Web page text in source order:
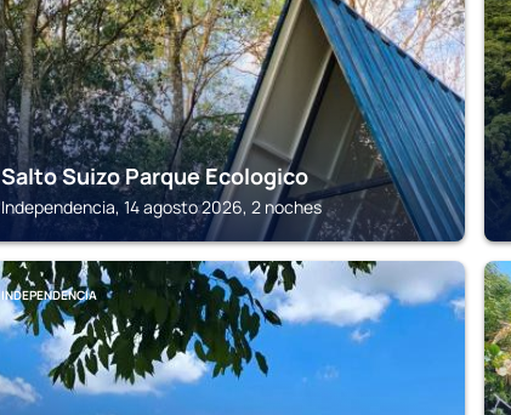
Salto Suizo Parque Ecologico
Independencia, 14 agosto 2026, 2 noches
INDEPENDENCIA